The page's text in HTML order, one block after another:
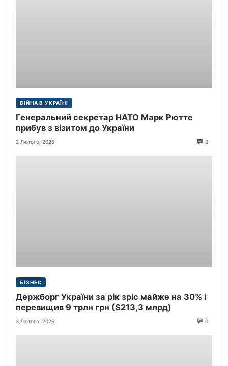
ВІЙНА В УКРАЇНІ
Генеральний секретар НАТО Марк Рютте
прибув з візитом до України
3 Лютого, 2026 0
БІЗНЕС
Держборг України за рік зріс майже на 30% і
перевищив 9 трлн грн ($213,3 млрд)
3 Лютого, 2026 0